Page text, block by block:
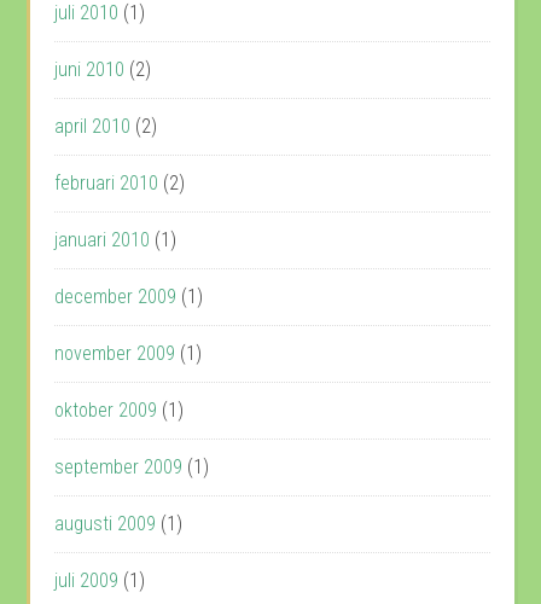
juli 2010 (1)
juni 2010 (2)
april 2010 (2)
februari 2010 (2)
januari 2010 (1)
december 2009 (1)
november 2009 (1)
oktober 2009 (1)
september 2009 (1)
augusti 2009 (1)
juli 2009 (1)